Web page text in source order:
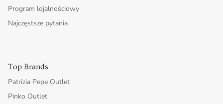
Program lojalnościowy
Najczęstsze pytania
Top Brands
Patrizia Pepe Outlet
Pinko Outlet